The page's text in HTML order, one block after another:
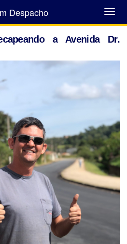
Abrir
Menu
Despacho
a Avenida Dr.